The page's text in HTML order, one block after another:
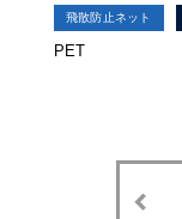
飛散防止ネット
PET